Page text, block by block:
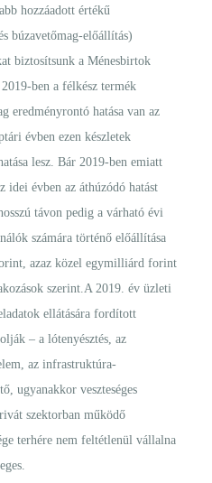
hozzáadott értékű
búzavetőmag-előállítás)
biztosítsunk a Ménesbirtok
ben a félkész termék
eredményrontó hatása van az
évben ezen készletek
lesz. Bár 2019-ben emiatt
idei évben az áthúzódó hatást
távon pedig a várható évi
számára történő előállítása
azaz közel egymilliárd forint
szerint.A 2019. év üzleti
ellátására fordított
– a lótenyésztés, az
az infrastruktúra-
ugyanakkor veszteséges
szektorban működő
terhére nem feltétlenül vállalna